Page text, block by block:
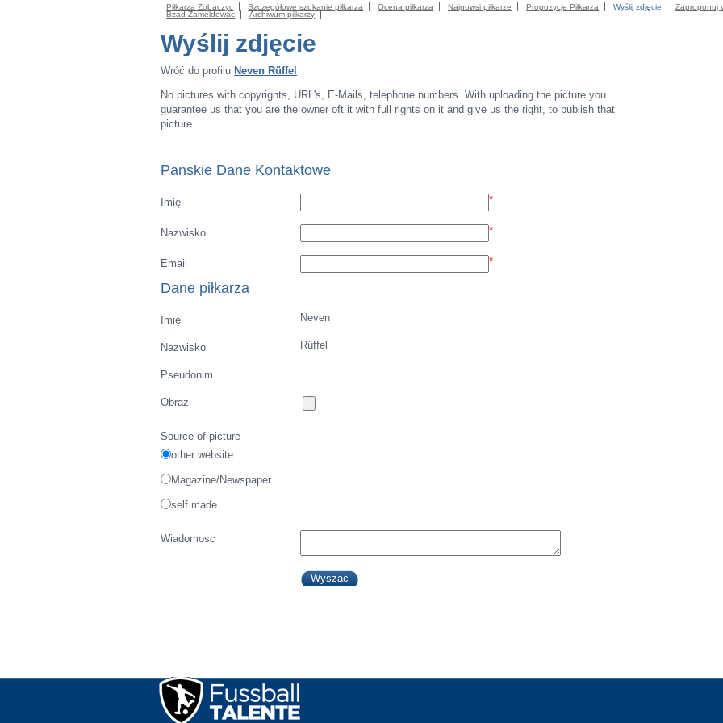
Piłkarza Zobaczyc Szczegółowe szukanie piłkarza Ocena piłkarza Najnowsi piłkarze Propozycje Piłkarza Wyślij zdjęcie
Zaproponuj
Bzad Zameldowac
Archiwum piłkarzy
Wyślij zdjęcie
Wróć do profilu Neven Rüffel
No pictures with copyrights, URL's, E-Mails, telephone numbers. With uploading the picture you
guarantee us that you are the owner oft it with full rights on it and give us the right, to publish that
picture
Panskie Dane Kontaktowe
Imię *
Nazwisko *
Email *
Dane piłkarza
Imię Neven
Nazwisko Rüffel
Pseudonim
Obraz
Source of picture
other website
Magazine/Newspaper
self made
Wiadomosc